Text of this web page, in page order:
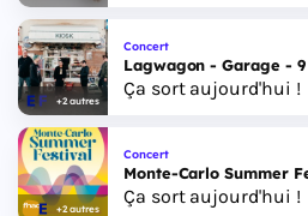
+2 autres
Concert
Lagwagon - Garage - 9
Ça sort aujourd'hui !
+2 autres
Concert
Monte-Carlo Summer
Ça sort aujourd'hui !